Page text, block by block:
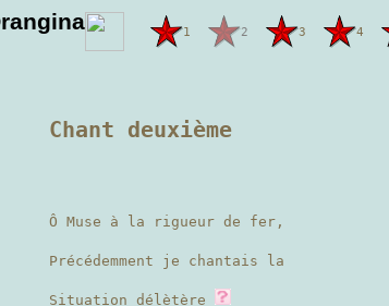
1 2 3 4
Chant deuxième
Ô Muse à la rigueur de fer,
Précédemment je chantais la
Situation délètère